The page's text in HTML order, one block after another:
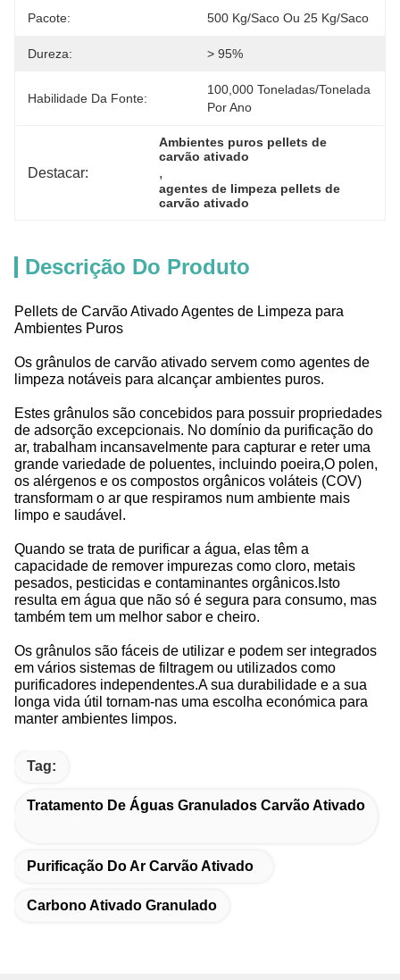
Pacote: 500 Kg/saco Ou 25 Kg/saco
Dureza: > 95%
Habilidade Da Fonte:
100,000 Toneladas/tonelada
Por Ano
Destacar:
Ambientes puros pellets de
carvão ativado
,
agentes de limpeza pellets de
carvão ativado
Descrição Do Produto
Pellets de Carvão Ativado Agentes de Limpeza para
Ambientes Puros
Os grânulos de carvão ativado servem como agentes de
limpeza notáveis para alcançar ambientes puros.
Estes grânulos são concebidos para possuir propriedades
de adsorção excepcionais. No domínio da purificação do
ar, trabalham incansavelmente para capturar e reter uma
grande variedade de poluentes, incluindo poeira,O polen,
os alérgenos e os compostos orgânicos voláteis (COV)
transformam o ar que respiramos num ambiente mais
limpo e saudável.
Quando se trata de purificar a água, elas têm a
capacidade de remover impurezas como cloro, metais
pesados, pesticidas e contaminantes orgânicos.Isto
resulta em água que não só é segura para consumo, mas
também tem um melhor sabor e cheiro.
Os grânulos são fáceis de utilizar e podem ser integrados
em vários sistemas de filtragem ou utilizados como
purificadores independentes.A sua durabilidade e a sua
longa vida útil tornam-nas uma escolha económica para
manter ambientes limpos.
Tag:
Tratamento De Águas Granulados Carvão Ativado
Purificação Do Ar Carvão Ativado
Carbono Ativado Granulado